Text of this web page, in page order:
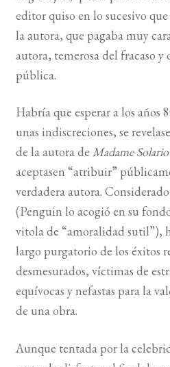
editor quiso en lo sucesivo
la autora, que pagaba muy
autora, temerosa del fracaso
pública.
Habría que esperar a los años
unas indiscreciones, se
de la autora de Madame Solario
aceptasen “atribuir”
verdadera autora.
(Penguin lo acogió en su
vitola de “amoralidad sutil”),
largo purgatorio de los éxitos
desmesurados, víctimas de
equívocas y nefastas para la
de una obra.
Aunque tentada por la